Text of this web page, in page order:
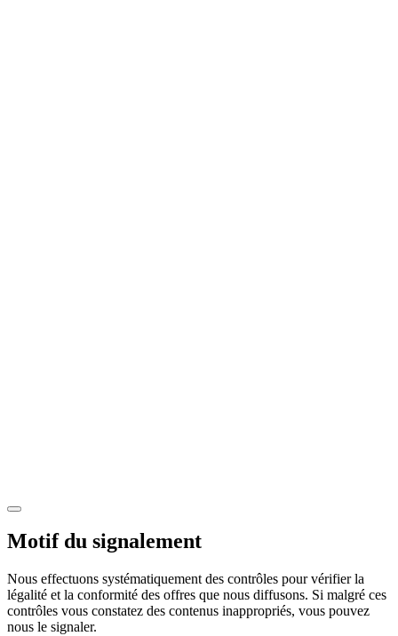
Motif du signalement
Nous effectuons systématiquement des contrôles pour vérifier la
légalité et la conformité des offres que nous diffusons. Si malgré ces
contrôles vous constatez des contenus inappropriés, vous pouvez
nous le signaler.